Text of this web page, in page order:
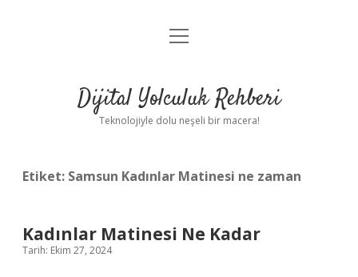
Anasayfa
Yasal Uyarı
menüyü
Dijital Yolculuk Rehberi
Teknolojiyle dolu neşeli bir macera!
Etiket: Samsun Kadınlar Matinesi ne zaman
Kadınlar Matinesi Ne Kadar
Tarih: Ekim 27, 2024